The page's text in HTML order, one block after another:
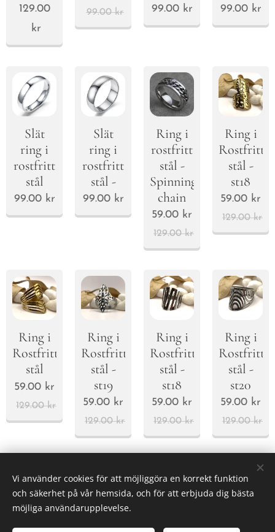
129.00
kr
99.00kr 99.00kr 99.00kr
Slät
ring i
rostfritt
stål
99.00kr
Slät
ring i
rostfritt
stål -
99.00kr
Ring i
rostfritt
stål -
Spinning
chain
59.00 kr
129.00kr
Ring i
Rostfritt
stål -
st18
59.00 kr
129.00kr
Ring i
Rostfritt
stål
59.00 kr
129.00kr
Ring i
Rostfritt
stål -
st19
59.00 kr
129.00kr
Ring i
Rostfritt
stål -
st18
59.00 kr
129.00kr
Ring i
Rostfritt
stål -
st20
59.00 kr
129.00kr
Vi använder cookies för att möjliggöra en korrekt funktion
och säkerhet på vår hemsida, och för att erbjuda dig bästa
möjliga användarupplevelse.